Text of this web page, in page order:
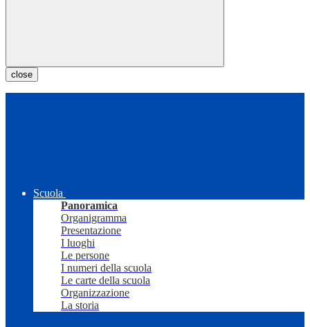
close
Scuola
Panoramica
Organigramma
Presentazione
I luoghi
Le persone
I numeri della scuola
Le carte della scuola
Organizzazione
La storia